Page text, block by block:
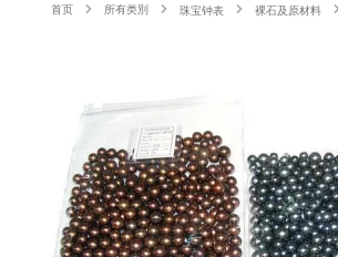
首页
所有类別 珠宝钟表 裸石及原材料